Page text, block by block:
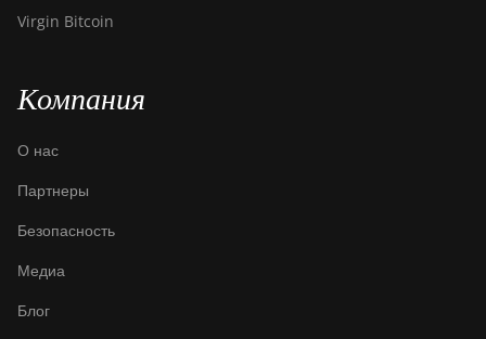
Virgin Bitcoin
Компания
О нас
Партнеры
Безопасность
Медиа
Блог